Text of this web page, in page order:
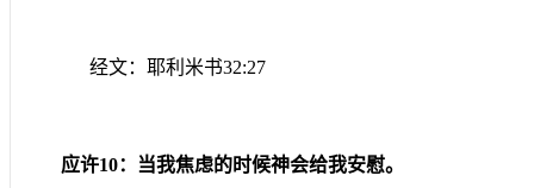
经文：耶利米书32:27
应许10：当我焦虑的时候神会给我安慰。